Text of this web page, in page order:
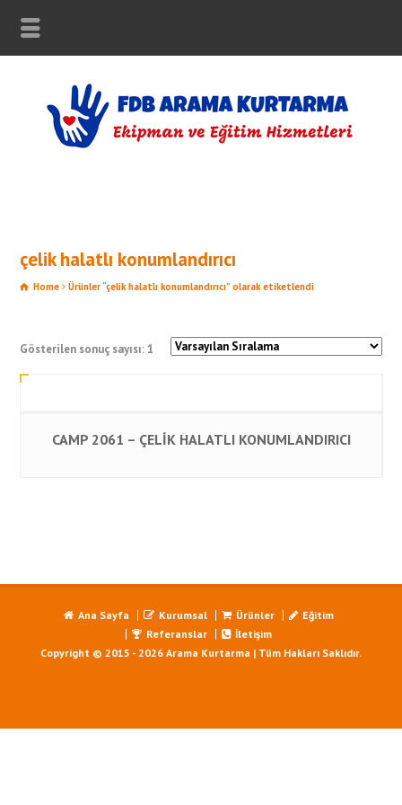
çelik halatlı konumlandırıcı
Home Ürünler “çelik halatlı konumlandırıcı” olarak etiketlendi
Gösterilen sonuç sayısı: 1
CAMP 2061 – ÇELİK HALATLI KONUMLANDIRICI
Ana Sayfa Kurumsal Ürünler
Eğitim
Referanslar
İletişim
Copyright © 2015 - 2026 Arama Kurtarma | Tüm Hakları Saklıdır.